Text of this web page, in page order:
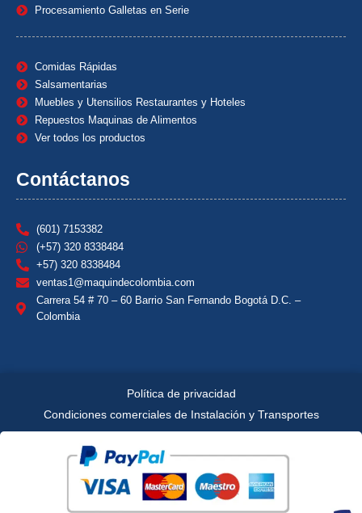
Procesamiento Galletas en Serie
Comidas Rápidas
Salsamentarias
Muebles y Utensilios Restaurantes y Hoteles
Repuestos Maquinas de Alimentos
Ver todos los productos
Contáctanos
(601) 7153382
(+57) 320 8338484
+57) 320 8338484
ventas1@maquindecolombia.com
Carrera 54 # 70 – 60 Barrio San Fernando Bogotá D.C. –
Colombia
Política de privacidad
Condiciones comerciales de Instalación y Transportes